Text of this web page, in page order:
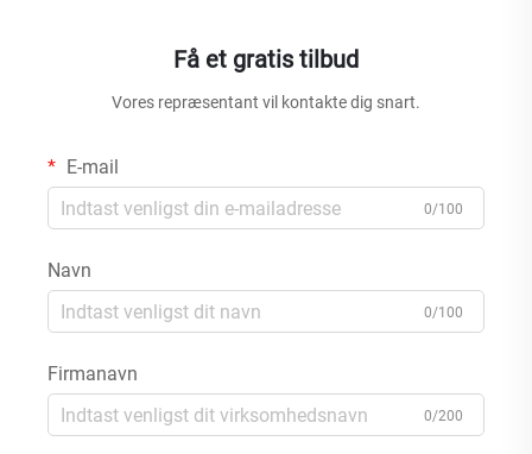
Få et gratis tilbud
Vores repræsentant vil kontakte dig snart.
E-mail
0/100
Navn
0/100
Firmanavn
0/200